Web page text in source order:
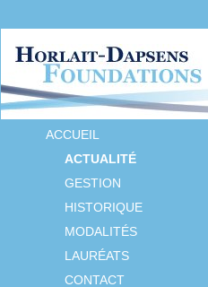
ACCUEIL
ACTUALITÉ
GESTION
HISTORIQUE
MODALITÉS
LAURÉATS
CONTACT